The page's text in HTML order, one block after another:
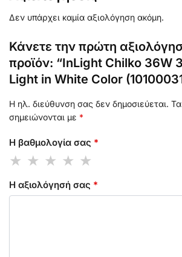
Δεν υπάρχει καμία αξιολόγηση ακόμη.
Κάνετε την πρώτη
προϊόν: “InLight Chilko 36W
Light in White Color
Η ηλ. διεύθυνση σας δεν δημοσιεύεται.
σημειώνονται με *
Η βαθμολογία σας *
Η αξιολόγησή σας *